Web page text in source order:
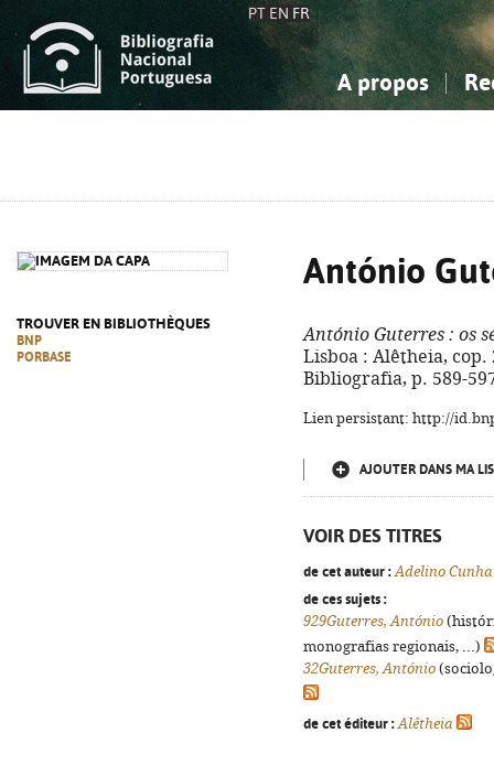
PT EN FR
A propos
TROUVER EN BIBLIOTHÈQUES
BNP
PORBASE
António
António Guterres : os
Lisboa : Alêtheia, cop.
Bibliografia, p. 589-
Lien persistant: http://
AJOUTER DANS MA
VOIR DES TITRES
de cet auteur : Adelino Cunha
de ces sujets :
929Guterres, António
monografias regionais, ...)
32Guterres, António
de cet éditeur : Alêtheia